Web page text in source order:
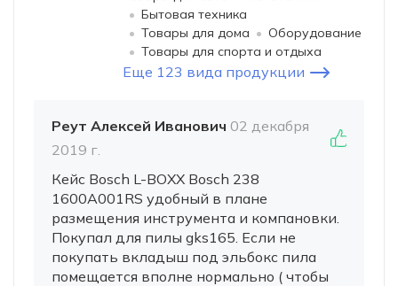
Бытовая техника
Товары для дома
Оборудование
Товары для спорта и отдыха
Еще 123 вида продукции
Реут Алексей Иванович 02 декабря
2019 г.
Кейс Bosch L-BOXX Bosch 238
1600A001RS удобный в плане
размещения инструмента и компановки.
Покупал для пилы gks165. Если не
покупать вкладыш под эльбокс пила
помещается вполне нормально ( чтобы